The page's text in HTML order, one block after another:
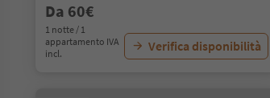
Da 60€
1 notte / 1
appartamento IVA
incl.
Verifica disponibilità